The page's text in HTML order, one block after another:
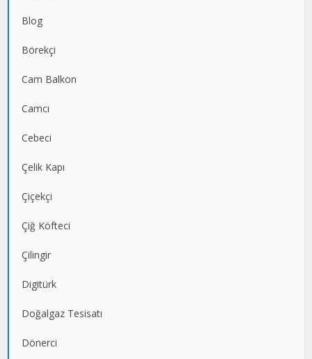
Blog
Börekçi
Cam Balkon
Camcı
Cebeci
Çelik Kapı
Çiçekçi
Çiğ Köfteci
Çilingir
Digitürk
Doğalgaz Tesisatı
Dönerci